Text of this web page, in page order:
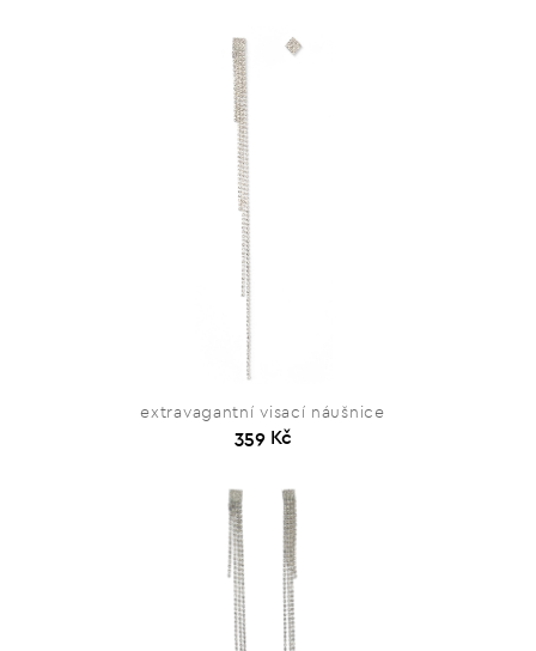
extravagantní visací náušnice
359 Kč